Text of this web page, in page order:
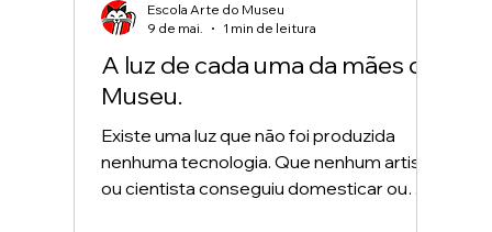
A luz de cada uma da mães do
Museu.
Existe uma luz que não foi produzida
nenhuma tecnologia. Que nenhum artista
ou cientista conseguiu domesticar ou
Escola Arte do Museu
9 de mai.
1 min de leitura